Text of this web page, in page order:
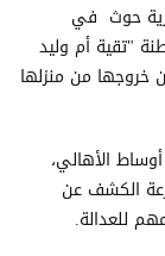
حوث في
"تقية أم وليد
خروجها من منزلها
الأهالي،
الكشف عن
للعدالة.